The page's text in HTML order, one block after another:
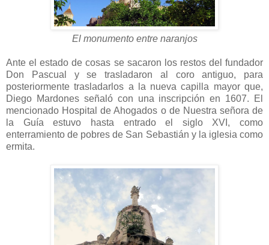
El monumento entre naranjos
Ante el estado de cosas se sacaron los restos del fundador
Don Pascual y se trasladaron al coro antiguo, para
posteriormente trasladarlos a la nueva capilla mayor que,
Diego Mardones señaló con una inscripción en 1607. El
mencionado Hospital de Ahogados o de Nuestra señora de
la Guía estuvo hasta entrado el siglo XVI, como
enterramiento de pobres de San Sebastián y la iglesia como
ermita.